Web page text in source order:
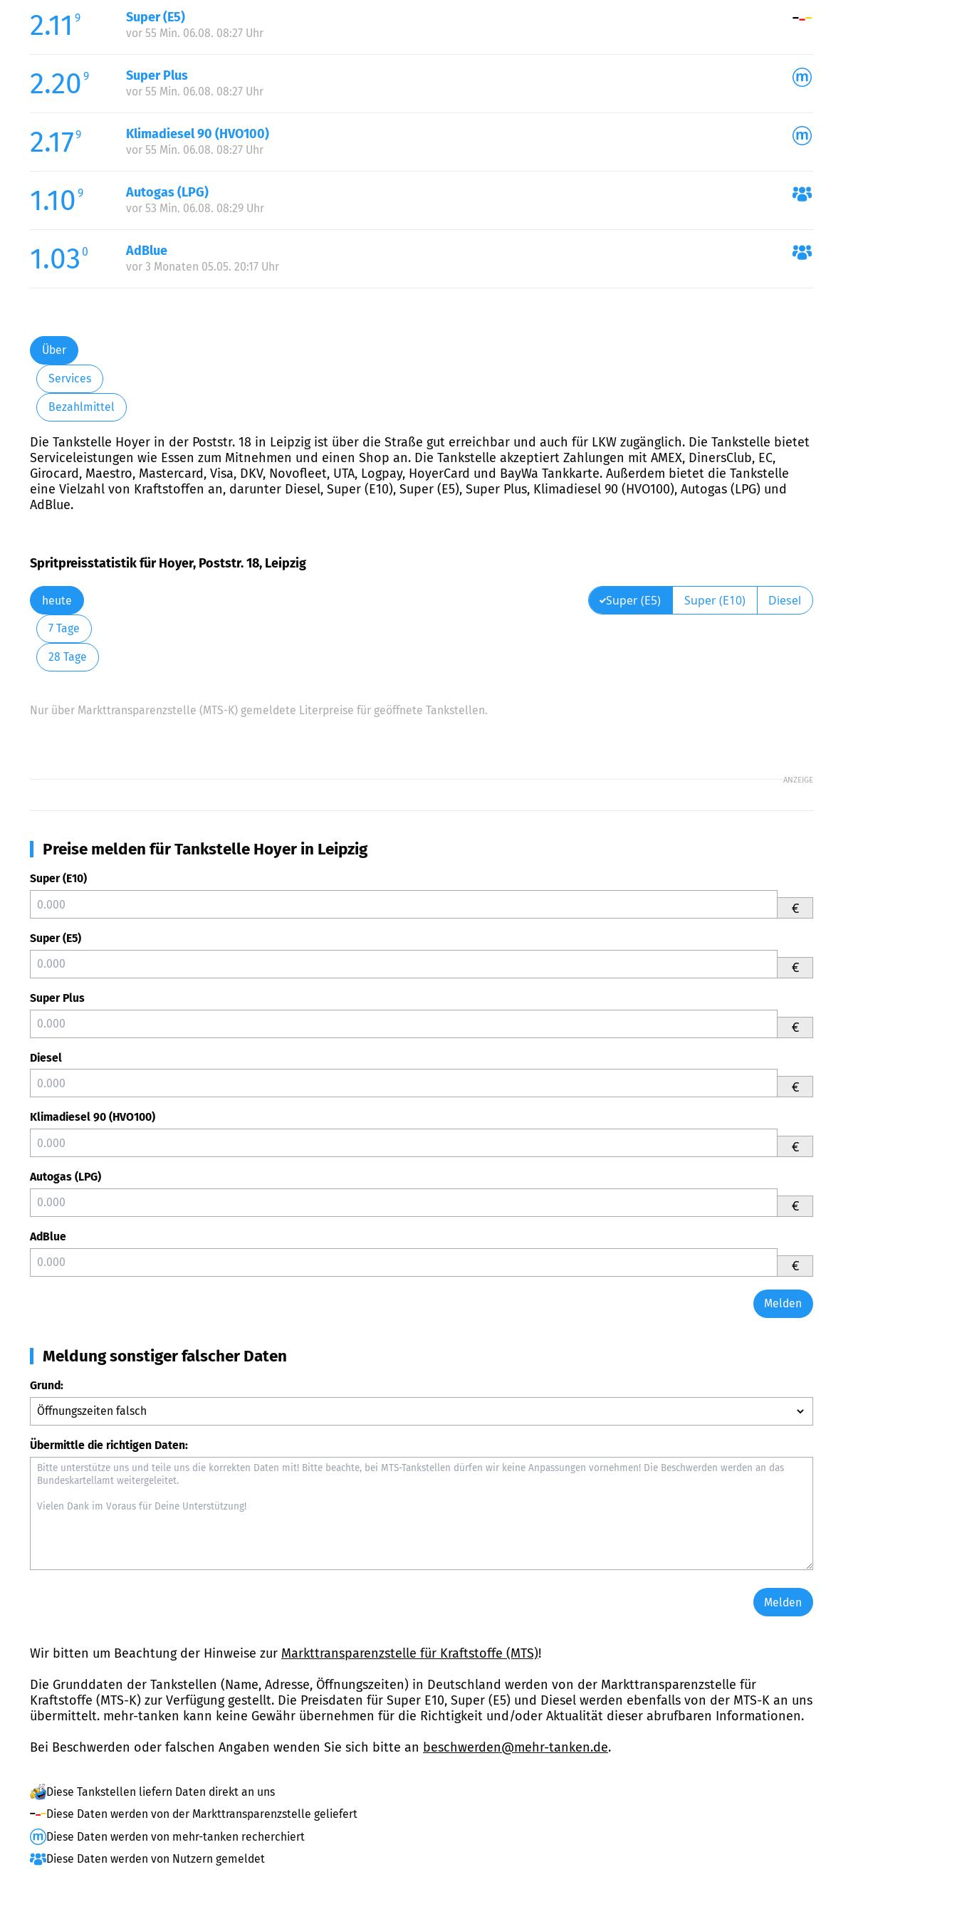
2.11 9 Super (E5)
vor 55 Min. 06.08. 08:27 Uhr
2.20 9 Super Plus
vor 55 Min. 06.08. 08:27 Uhr
2.179 Klimadiesel 90 (HVO100)
vor 55 Min. 06.08. 08:27 Uhr
1.10 9 Autogas (LPG)
vor 53 Min. 06.08. 08:29 Uhr
1.03 0 AdBlue
vor 3 Monaten 05.05. 20:17 Uhr
Über
Services
Bezahlmittel
Die Tankstelle Hoyer in der Poststr. 18 in Leipzig ist über die Straße gut erreichbar und auch für LKW zugänglich. Die Tankstelle bietet
Serviceleistungen wie Essen zum Mitnehmen und einen Shop an. Die Tankstelle akzeptiert Zahlungen mit AMEX, DinersClub, EC,
Girocard, Maestro, Mastercard, Visa, DKV, Novofleet, UTA, Logpay, HoyerCard und BayWa Tankkarte. Außerdem bietet die Tankstelle
eine Vielzahl von Kraftstoffen an, darunter Diesel, Super (E10), Super (E5), Super Plus, Klimadiesel 90 (HVO100), Autogas (LPG) und
AdBlue.
Spritpreisstatistik für Hoyer, Poststr. 18, Leipzig
heute
7 Tage
28 Tage
Super (E5) Super (E10) Diesel
Nur über Markttransparenzstelle (MTS-K) gemeldete Literpreise für geöffnete Tankstellen.
ANZEIGE
Preise melden für Tankstelle Hoyer in Leipzig
Super (E10)
€
Super (E5)
€
Super Plus
€
Diesel
€
Klimadiesel 90 (HVO100)
€
Autogas (LPG)
€
AdBlue
€
Melden
Meldung sonstiger falscher Daten
Grund:
Übermittle die richtigen Daten:
Melden
Wir bitten um Beachtung der Hinweise zur Markttransparenzstelle für Kraftstoffe (MTS)!
Die Grunddaten der Tankstellen (Name, Adresse, Öffnungszeiten) in Deutschland werden von der Markttransparenzstelle für
Kraftstoffe (MTS-K) zur Verfügung gestellt. Die Preisdaten für Super E10, Super (E5) und Diesel werden ebenfalls von der MTS-K an uns
übermittelt. mehr-tanken kann keine Gewähr übernehmen für die Richtigkeit und/oder Aktualität dieser abrufbaren Informationen.
Bei Beschwerden oder falschen Angaben wenden Sie sich bitte an beschwerden@mehr-tanken.de.
Diese Tankstellen liefern Daten direkt an uns
Diese Daten werden von der Markttransparenzstelle geliefert
Diese Daten werden von mehr-tanken recherchiert
Diese Daten werden von Nutzern gemeldet